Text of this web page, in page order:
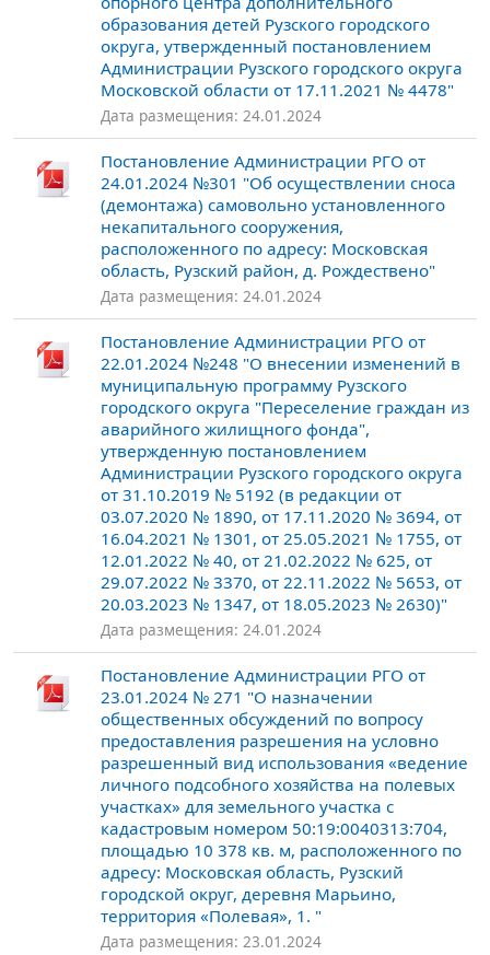
образования детей Рузского городского
округа, утвержденный постановлением
Администрации Рузского городского округа
Московской области от 17.11.2021 № 4478"
Дата размещения: 24.01.2024
Постановление Администрации РГО от
24.01.2024 №301 "Об осуществлении сноса
(демонтажа) самовольно установленного
некапитального сооружения,
расположенного по адресу: Московская
область, Рузский район, д. Рождествено"
Дата размещения: 24.01.2024
Постановление Администрации РГО от
22.01.2024 №248 "О внесении изменений в
муниципальную программу Рузского
городского округа "Переселение граждан из
аварийного жилищного фонда",
утвержденную постановлением
Администрации Рузского городского округа
от 31.10.2019 № 5192 (в редакции от
03.07.2020 № 1890, от 17.11.2020 № 3694, от
16.04.2021 № 1301, от 25.05.2021 № 1755, от
12.01.2022 № 40, от 21.02.2022 № 625, от
29.07.2022 № 3370, от 22.11.2022 № 5653, от
20.03.2023 № 1347, от 18.05.2023 № 2630)"
Дата размещения: 24.01.2024
Постановление Администрации РГО от
23.01.2024 № 271 "О назначении
общественных обсуждений по вопросу
предоставления разрешения на условно
разрешенный вид использования «ведение
личного подсобного хозяйства на полевых
участках» для земельного участка с
кадастровым номером 50:19:0040313:704,
площадью 10 378 кв. м, расположенного по
адресу: Московская область, Рузский
городской округ, деревня Марьино,
территория «Полевая», 1. "
Дата размещения: 23.01.2024